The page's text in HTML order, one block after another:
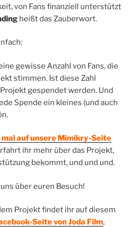
von Fans finanziell unterstützt
heißt das Zauberwort.
gewisse Anzahl von Fans, die
stimmen. Ist diese Zahl
gespendet werden. Und
Spende ein kleines (und auch
mal auf unsere Mimikry-Seite
ihr mehr über das Projekt,
bekommt, und und und.
über euren Besuch!
Projekt findet ihr auf diesem
Seite von Joda Film,